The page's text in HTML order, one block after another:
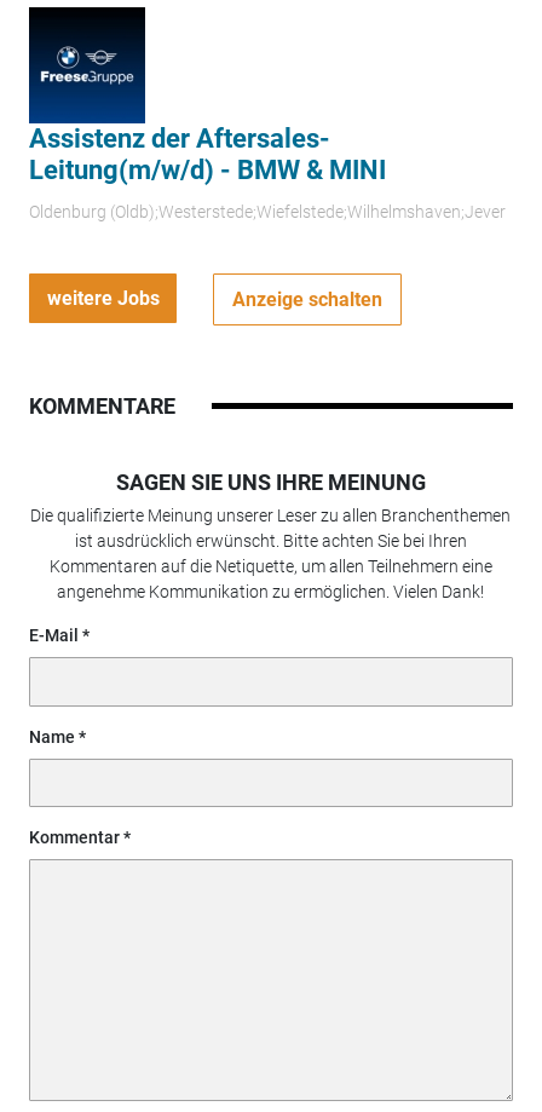
Assistenz der Aftersales-
Leitung(m/w/d) - BMW & MINI
Oldenburg (Oldb);Westerstede;Wiefelstede;Wilhelmshaven;Jever
weitere Jobs Anzeige schalten
KOMMENTARE
SAGEN SIE UNS IHRE MEINUNG
Die qualifizierte Meinung unserer Leser zu allen Branchenthemen
ist ausdrücklich erwünscht. Bitte achten Sie bei Ihren
Kommentaren auf die Netiquette, um allen Teilnehmern eine
angenehme Kommunikation zu ermöglichen. Vielen Dank!
E-Mail
Name
Kommentar